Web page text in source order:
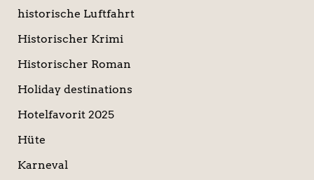
historische Luftfahrt
Historischer Krimi
Historischer Roman
Holiday destinations
Hotelfavorit 2025
Hüte
Karneval